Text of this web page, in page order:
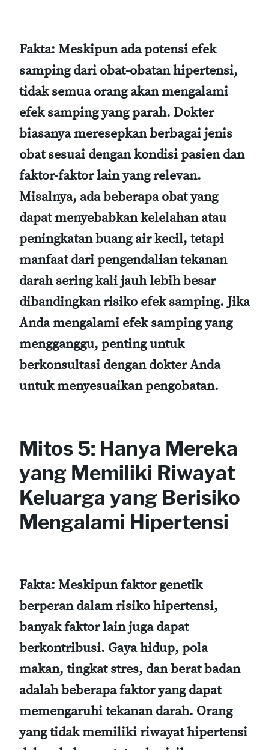
Fakta: Meskipun ada potensi efek
samping dari obat-obatan hipertensi,
tidak semua orang akan mengalami
efek samping yang parah. Dokter
biasanya meresepkan berbagai jenis
obat sesuai dengan kondisi pasien dan
faktor-faktor lain yang relevan.
Misalnya, ada beberapa obat yang
dapat menyebabkan kelelahan atau
peningkatan buang air kecil, tetapi
manfaat dari pengendalian tekanan
darah sering kali jauh lebih besar
dibandingkan risiko efek samping. Jika
Anda mengalami efek samping yang
mengganggu, penting untuk
berkonsultasi dengan dokter Anda
untuk menyesuaikan pengobatan.
Mitos 5: Hanya Mereka
yang Memiliki Riwayat
Keluarga yang Berisiko
Mengalami Hipertensi
Fakta: Meskipun faktor genetik
berperan dalam risiko hipertensi,
banyak faktor lain juga dapat
berkontribusi. Gaya hidup, pola
makan, tingkat stres, dan berat badan
adalah beberapa faktor yang dapat
memengaruhi tekanan darah. Orang
yang tidak memiliki riwayat hipertensi